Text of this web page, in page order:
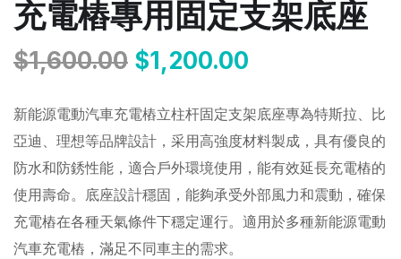
充電樁專用固定支架底座
$1,600.00 $1,200.00
新能源電動汽車充電樁立柱杆固定支架底座專為特斯拉、比
亞迪、理想等品牌設計，采用高強度材料製成，具有優良的
防水和防銹性能，適合戶外環境使用，能有效延長充電樁的
使用壽命。底座設計穩固，能夠承受外部風力和震動，確保
充電樁在各種天氣條件下穩定運行。適用於多種新能源電動
汽車充電樁，滿足不同車主的需求。